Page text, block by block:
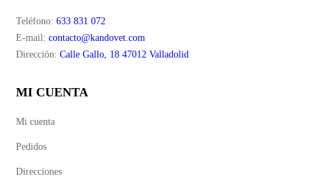
Teléfono: 633 831 072
E-mail: contacto@kandovet.com
Dirección: Calle Gallo, 18 47012 Valladolid
MI CUENTA
Mi cuenta
Pedidos
Direcciones